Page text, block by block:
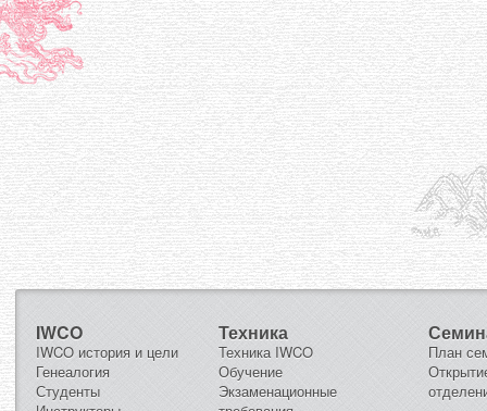
IWCO
IWCO история и цели
Генеалогия
Студенты
Техника
Техника IWCO
Обучение
Экзаменационные
План